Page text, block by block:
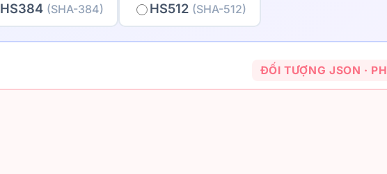
HS384 (SHA-384) HS512 (SHA-512)
ĐỐI TƯỢNG JSON ·